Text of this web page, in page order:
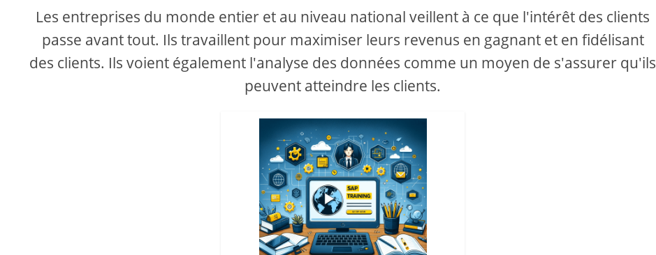
Les entreprises du monde entier et au niveau national veillent à ce que l'intérêt des clients
passe avant tout. Ils travaillent pour maximiser leurs revenus en gagnant et en fidélisant
des clients. Ils voient également l'analyse des données comme un moyen de s'assurer qu'ils
peuvent atteindre les clients.